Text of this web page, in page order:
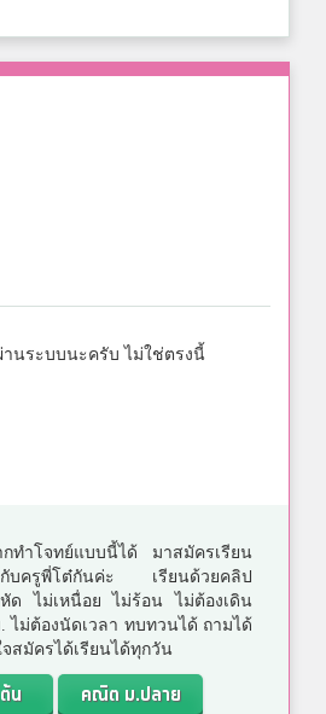
นระบบนะครับ ไม่ใช่ตรงนี้
ทำโจทย์แบบนี้ได้ มาสมัครเรียน
กับครูพี่โต๋กันค่ะ เรียนด้วยคลิป
ด ไม่เหนื่อย ไม่ร้อน ไม่ต้องเดิน
ไม่ต้องนัดเวลา ทบทวนได้ ถามได้
สมัครได้เรียนได้ทุกวัน
น
คณิต ม.ปลาย